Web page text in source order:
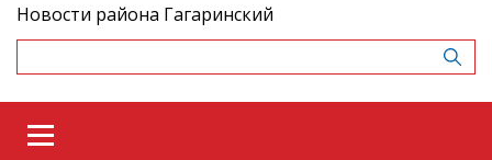
Новости района Гагаринский